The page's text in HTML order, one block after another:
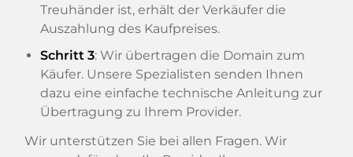
Treuhänder ist, erhält der Verkäufer die
Auszahlung des Kaufpreises.
Schritt 3: Wir übertragen die Domain zum
Käufer. Unsere Spezialisten senden Ihnen
dazu eine einfache technische Anleitung zur
Übertragung zu Ihrem Provider.
Wir unterstützen Sie bei allen Fragen. Wir